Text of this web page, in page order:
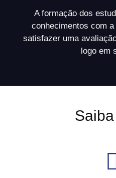
A formação dos
conhecimentos com
satisfazer uma
logo em